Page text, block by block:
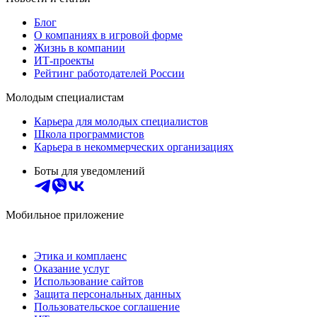
Блог
О компаниях в игровой форме
Жизнь в компании
ИТ-проекты
Рейтинг работодателей России
Молодым специалистам
Карьера для молодых специалистов
Школа программистов
Карьера в некоммерческих организациях
Боты для уведомлений
Мобильное приложение
Этика и комплаенс
Оказание услуг
Использование сайтов
Защита персональных данных
Пользовательское соглашение